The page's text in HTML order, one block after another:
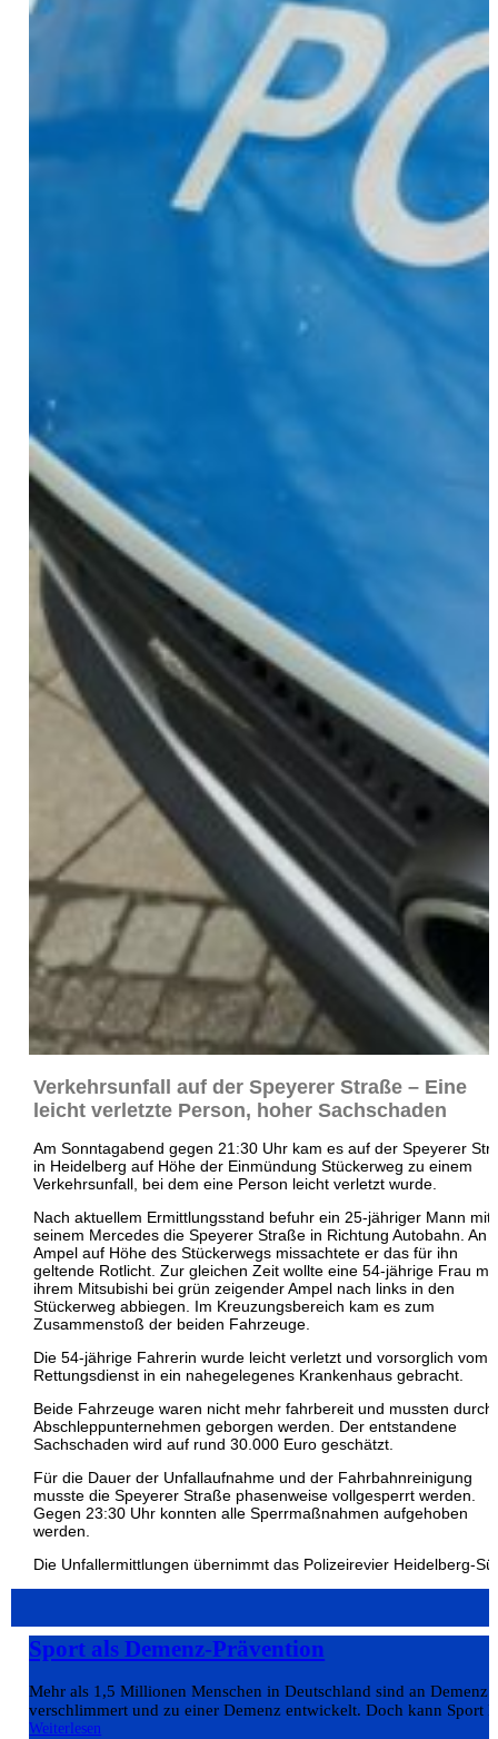
Verkehrsunfall auf der Speyerer Straße – Eine
leicht verletzte Person, hoher Sachschaden
Am Sonntagabend gegen 21:30 Uhr kam es auf der Speyerer
in Heidelberg auf Höhe der Einmündung Stückerweg zu einem
Verkehrsunfall, bei dem eine Person leicht verletzt wurde.
Nach aktuellem Ermittlungsstand befuhr ein 25-jähriger Mann mit
seinem Mercedes die Speyerer Straße in Richtung Autobahn. An
Ampel auf Höhe des Stückerwegs missachtete er das für ihn
geltende Rotlicht. Zur gleichen Zeit wollte eine 54-jährige Frau mit
ihrem Mitsubishi bei grün zeigender Ampel nach links in den
Stückerweg abbiegen. Im Kreuzungsbereich kam es zum
Zusammenstoß der beiden Fahrzeuge.
Die 54-jährige Fahrerin wurde leicht verletzt und vorsorglich vom
Rettungsdienst in ein nahegelegenes Krankenhaus gebracht.
Beide Fahrzeuge waren nicht mehr fahrbereit und mussten durch
Abschleppunternehmen geborgen werden. Der entstandene
Sachschaden wird auf rund 30.000 Euro geschätzt.
Für die Dauer der Unfallaufnahme und der Fahrbahnreinigung
musste die Speyerer Straße phasenweise vollgesperrt werden.
Gegen 23:30 Uhr konnten alle Sperrmaßnahmen aufgehoben
werden.
Die Unfallermittlungen übernimmt das Polizeirevier Heidelberg-
Sport als Demenz-Prävention
Mehr als 1,5 Millionen Menschen in Deutschland sind an
verschlimmert und zu einer Demenz entwickelt. Doch kann Sport
Weiterlesen